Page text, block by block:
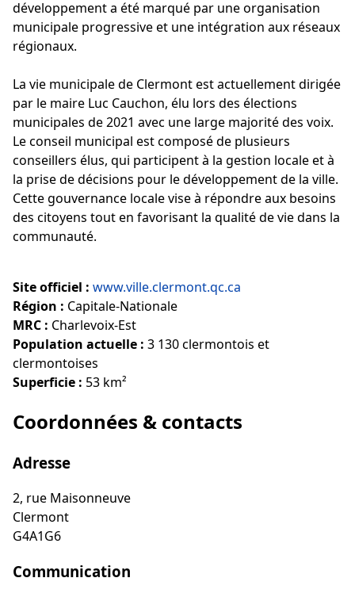
développement a été marqué par une organisation
municipale progressive et une intégration aux réseaux
régionaux.
La vie municipale de Clermont est actuellement dirigée
par le maire Luc Cauchon, élu lors des élections
municipales de 2021 avec une large majorité des voix.
Le conseil municipal est composé de plusieurs
conseillers élus, qui participent à la gestion locale et à
la prise de décisions pour le développement de la ville.
Cette gouvernance locale vise à répondre aux besoins
des citoyens tout en favorisant la qualité de vie dans la
communauté.
Site officiel : www.ville.clermont.qc.ca
Région : Capitale-Nationale
MRC : Charlevoix-Est
Population actuelle : 3 130 clermontois et
clermontoises
Superficie : 53 km²
Coordonnées & contacts
Adresse
2, rue Maisonneuve
Clermont
G4A1G6
Communication